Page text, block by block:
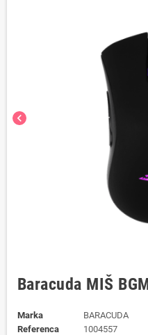
chevron_left
Baracuda MIŠ
Marka
BARACUDA
Referenca
1004557